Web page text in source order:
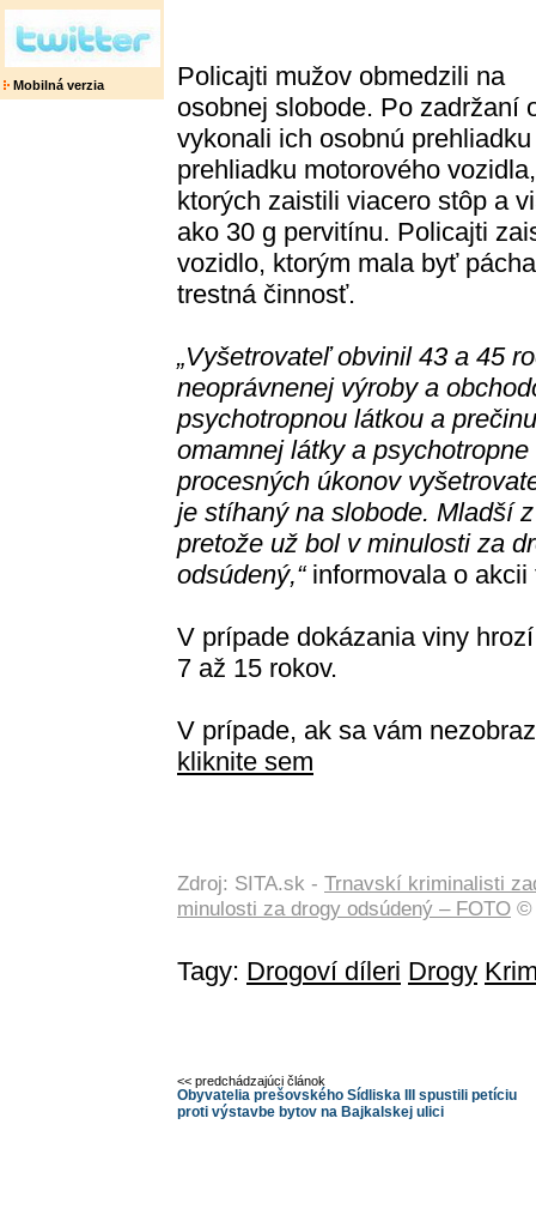
Mobilná verzia
Policajti mužov obmedzili na
osobnej slobode. Po zadržaní
vykonali ich osobnú
prehliadku motorového
ktorých zaistili viacero stôp a
ako 30 g pervitínu. Policajti
vozidlo, ktorým mala byť
trestná činnosť.
„Vyšetrovateľ obvinil 43 a 45
neoprávnenej výroby a
psychotropnou látkou a
omamnej látky a
procesných úkonov
je stíhaný na slobode. Mladší
pretože už bol v minulosti za
odsúdený,“informovala o akcii
V prípade dokázania viny
7 až 15 rokov.
V prípade, ak sa vám
kliknite sem
Zdroj: SITA.sk - Trnavskí kriminalisti
minulosti za drogy odsúdený – FOTO ©
Tagy: Drogoví díleri Drogy
<< predchádzajúci článok
Obyvatelia prešovského Sídliska III spustili petíciu
proti výstavbe bytov na Bajkalskej ulici